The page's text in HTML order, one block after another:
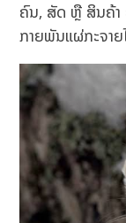
ຄົນ, ສັດ ຫຼື ສິນຄ້າ
ກາຍພັນແຜ່ກະຈາ